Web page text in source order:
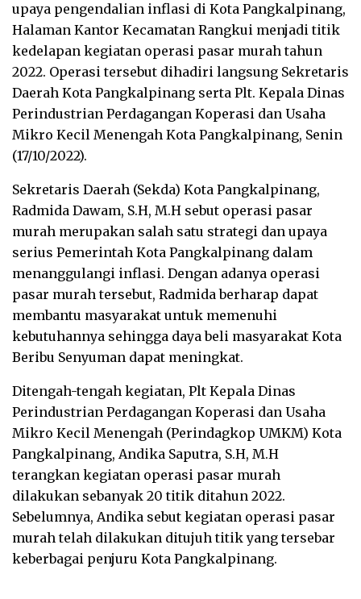
upaya pengendalian inflasi di Kota Pangkalpinang,
Halaman Kantor Kecamatan Rangkui menjadi titik
kedelapan kegiatan operasi pasar murah tahun
2022. Operasi tersebut dihadiri langsung Sekretaris
Daerah Kota Pangkalpinang serta Plt. Kepala Dinas
Perindustrian Perdagangan Koperasi dan Usaha
Mikro Kecil Menengah Kota Pangkalpinang, Senin
(17/10/2022).
Sekretaris Daerah (Sekda) Kota Pangkalpinang,
Radmida Dawam, S.H, M.H sebut operasi pasar
murah merupakan salah satu strategi dan upaya
serius Pemerintah Kota Pangkalpinang dalam
menanggulangi inflasi. Dengan adanya operasi
pasar murah tersebut, Radmida berharap dapat
membantu masyarakat untuk memenuhi
kebutuhannya sehingga daya beli masyarakat Kota
Beribu Senyuman dapat meningkat.
Ditengah-tengah kegiatan, Plt Kepala Dinas
Perindustrian Perdagangan Koperasi dan Usaha
Mikro Kecil Menengah (Perindagkop UMKM) Kota
Pangkalpinang, Andika Saputra, S.H, M.H
terangkan kegiatan operasi pasar murah
dilakukan sebanyak 20 titik ditahun 2022.
Sebelumnya, Andika sebut kegiatan operasi pasar
murah telah dilakukan ditujuh titik yang tersebar
keberbagai penjuru Kota Pangkalpinang.